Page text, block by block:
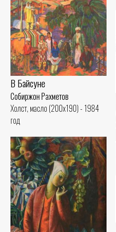
В Байсуне
Собиржон Рахметов
Холст, масло (200x190) - 1984
год